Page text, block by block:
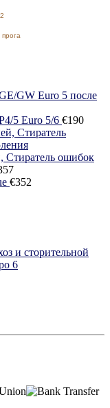
5 Euro 5/6 €190
Стиратель ошибок
€352
и сторительной
6